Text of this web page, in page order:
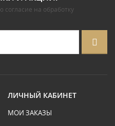
согласие на обработку
ЛИЧНЫЙ КАБИНЕТ
МОИ ЗАКАЗЫ